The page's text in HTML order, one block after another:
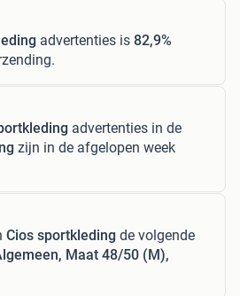
advertenties is 82,9%
advertenties in de
zijn in de afgelopen week
Cios sportkleding de volgende
Maat 48/50 (M),